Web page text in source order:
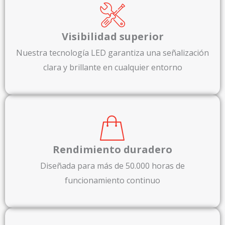
Visibilidad superior
Nuestra tecnología LED garantiza una señalización
clara y brillante en cualquier entorno
Rendimiento duradero
Diseñada para más de 50.000 horas de
funcionamiento continuo